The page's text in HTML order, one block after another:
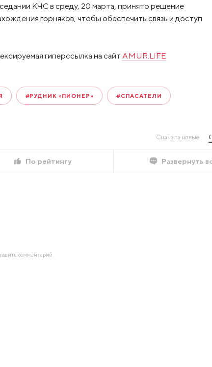
КЧС в среду, 20 марта, принято решение
горняков, чтобы обеспечить связь и доступ
гиперссылка на сайт AMUR.LIFE
#РУДНИК «ПИОНЕР» #СПАСАТЕЛИ
Сначала новые
По рейтингу Развернуть
комментарий.